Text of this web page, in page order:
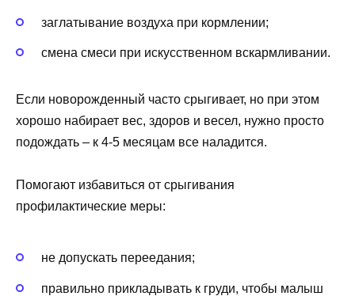
заглатывание воздуха при кормлении;
смена смеси при искусственном вскармливании.
Если новорожденный часто срыгивает, но при этом
хорошо набирает вес, здоров и весел, нужно просто
подождать – к 4-5 месяцам все наладится.
Помогают избавиться от срыгивания
профилактические меры:
не допускать переедания;
правильно прикладывать к груди, чтобы малыш